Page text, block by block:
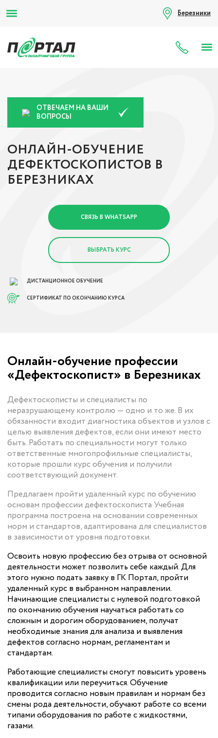
Березники
8
ОТВЕЧАЕМ НА ВАШИ
ВОПРОСЫ
ОНЛАЙН-ОБУЧЕНИЕ
ДЕФЕКТОСКОПИСТОВ В
БЕРЕЗНИКАХ
СВЯЗЬ В WHATSAPP
ВЫБРАТЬ КУРС
ДИСТАНЦИОННОЕ ОБУЧЕНИЕ
СЕРТИФИКАТ ПО ОКОНЧАНИЮ КУРСА
Онлайн-обучение профессии
«Дефектоскопист» в Березниках
Дефектоскописты и специалисты по
неразрушающему контролю — одно и то же. В их
обязанности входит диагностика объектов и узлов с
целью выявления дефектов, если они имеют место
быть. Работать по специальности могут только
ответственные многопрофильные специалисты,
которые прошли курс обучения и получили
соответствующий документ.
Предлагаем пройти удаленный курс по обучению
основам профессии дефектоскописта Учебная
программа построена на основании современных
норм и стандартов, адаптирована для специалистов
в зависимости от уровня подготовки.
Освоить новую профессию без отрыва от основной
деятельности может позволить себе каждый. Для
этого нужно подать заявку в ГК Портал, пройти
удаленный курс в выбранном направлении.
Начинающие специалисты с нулевой подготовкой
по окончанию обучения научаться работать со
сложным и дорогим оборудованием, получат
необходимые знания для анализа и выявления
дефектов согласно нормам, регламентам и
стандартам.
Работающие специалисты смогут повысить уровень
квалификации или переучиться. Обучение
проводится согласно новым правилам и нормам без
смены рода деятельности, обучают работе со всеми
типами оборудования по работе с жидкостями,
газами.